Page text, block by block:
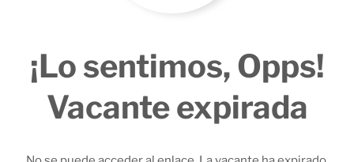
¡Lo sentimos, Opps!
Vacante expirada